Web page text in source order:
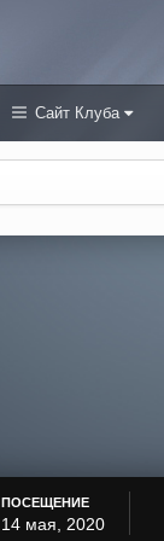
Сайт Клуба
ПОСЕЩЕНИЕ
14 мая, 2020